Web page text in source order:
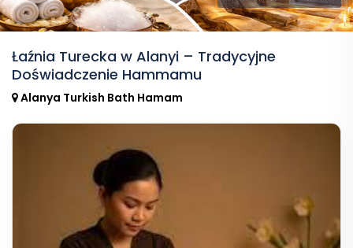
Łaźnia Turecka w Alanyi – Tradycyjne
Doświadczenie Hammamu
Alanya Turkish Bath Hamam